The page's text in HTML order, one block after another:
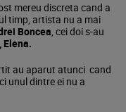
mereu discreta cand a
timp, artista nu a mai
Boncea, cei doi s-au
Elena.
au aparut atunci cand
unul dintre ei nu a